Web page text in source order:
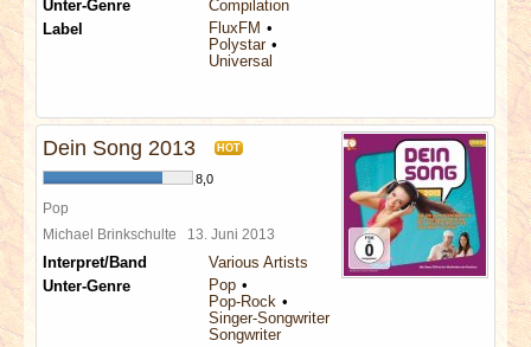
Unter-Genre
Compilation
Label
FluxFM
Polystar
Universal
Dein Song 2013 HOT
8,0
Pop
Michael Brinkschulte 13. Juni 2013
Interpret/Band
Various Artists
Unter-Genre
Pop
Pop-Rock
Singer-Songwriter
Songwriter